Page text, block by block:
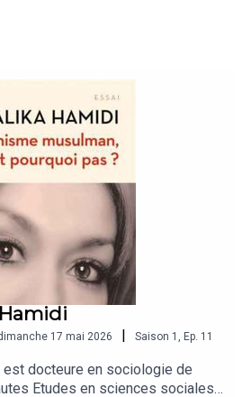
remèdes, l’esprit critique et le
des internautes pour les sources
!
Hamidi
17 mai 2026 | Saison 1 , Ep. 11
est docteure en sociologie de
Etudes en sciences sociales